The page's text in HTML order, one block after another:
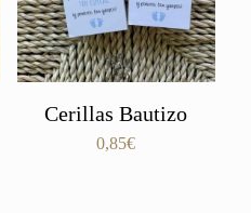
Cerillas Bautizo
0,85€